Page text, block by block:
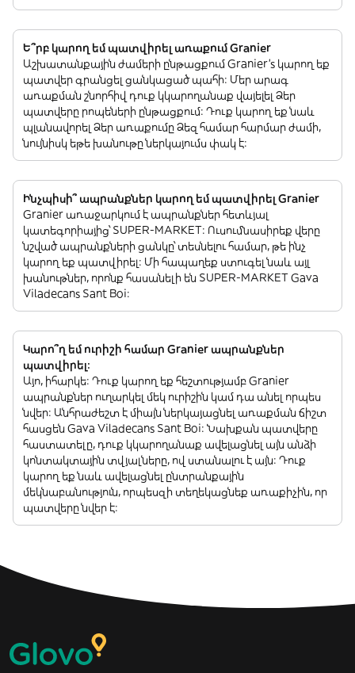
Ե՞րբ կարող եմ պատվիրել առաքում Granier
Աշխատանքային ժամերի ընթացքում Granier’s կարող եք
պատվեր գրանցել ցանկացած պահի: Մեր արագ
առաքման շնորհիվ դուք կկարողանաք վայելել Ձեր
պատվերը րոպեների ընթացքում: Դուք կարող եք նաև
պլանավորել Ձեր առաքումը Ձեզ համար հարմար ժամի,
նույնիսկ եթե խանութը ներկայումս փակ է:
Ինչպիսի՞ ապրանքներ կարող եմ պատվիրել Granier
Granier առաջարկում է ապրանքներ հետևյալ
կատեգորիայից՝ SUPER-MARKET: Ուսումնասիրեք վերը
նշված ապրանքների ցանկը՝ տեսնելու համար, թե ինչ
կարող եք պատվիրել: Մի հապաղեք ստուգել նաև այլ
խանութներ, որոնք հասանելի են SUPER-MARKET Gava
Viladecans Sant Boi:
Կարո՞ղ եմ ուրիշի համար Granier ապրանքներ
պատվիրել:
Այո, իհարկե: Դուք կարող եք հեշտությամբ Granier
ապրանքներ ուղարկել մեկ ուրիշին կամ դա անել որպես
նվեր: Անհրաժեշտ է միայն ներկայացնել առաքման ճիշտ
հասցեն Gava Viladecans Sant Boi: Նախքան պատվերը
հաստատելը, դուք կկարողանաք ավելացնել այն անձի
կոնտակտային տվյալները, ով ստանալու է այն: Դուք
կարող եք նաև ավելացնել ընտրանքային
մեկնաբանություն, որպեսզի տեղեկացնեք առաքիչին, որ
պատվերը նվեր է: